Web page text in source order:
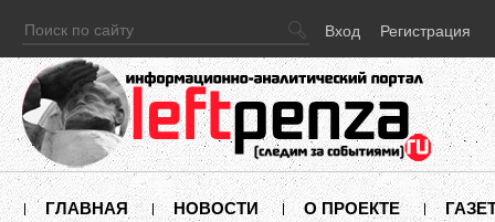
Вход Регистрация
ГЛАВНАЯ НОВОСТИ О ПРОЕКТЕ